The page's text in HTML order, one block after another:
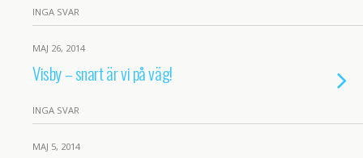
INGA SVAR
MAJ 26, 2014
Visby – snart är vi på väg!
INGA SVAR
MAJ 5, 2014